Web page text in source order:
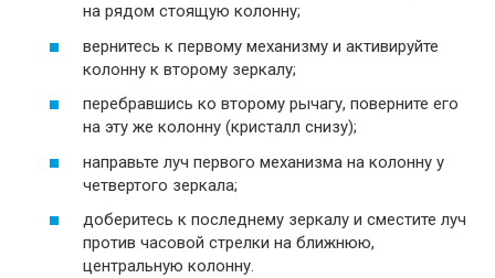
на рядом стоящую колонну;
вернитесь к первому механизму и активируйте
колонну к второму зеркалу;
перебравшись ко второму рычагу, поверните его
на эту же колонну (кристалл снизу);
направьте луч первого механизма на колонну у
четвертого зеркала;
доберитесь к последнему зеркалу и сместите луч
против часовой стрелки на ближнюю,
центральную колонну.